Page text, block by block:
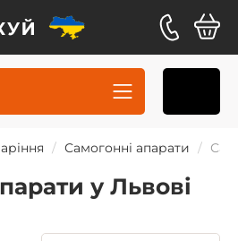
Самогонні апарати
у Львові